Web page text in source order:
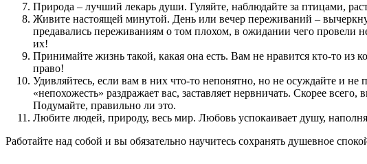
Природа – лучший лекарь души. Гуляйте, наблюдайте за птицами,
Живите настоящей минутой. День или вечер переживаний –
предавались переживаниям о том плохом, в ожидании чего провели
их!
Принимайте жизнь такой, какая она есть. Вам не нравится кто-то из
право!
Удивляйтесь, если вам в них что-то непонятно, но не осуждайте и не
«непохожесть» раздражает вас, заставляет нервничать. Скорее
Подумайте, правильно ли это.
Любите людей, природу, весь мир. Любовь успокаивает душу,
Работайте над собой и вы обязательно научитесь сохранять душевное